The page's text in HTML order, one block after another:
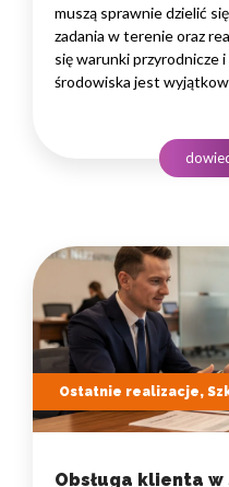
muszą sprawnie dzielić
zadania w terenie oraz
się warunki przyrodnicze
środowiska jest
podejmowania decyzji. W
to nie pojedyncze
Ostatnie realizacje,
Obsługa klienta